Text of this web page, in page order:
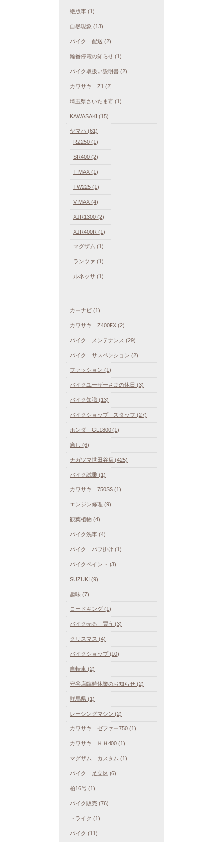
絶版車 (1)
自然現象 (13)
バイク 配送 (2)
輪番停電の知らせ (1)
バイク取扱い説明書 (2)
カワサキ Z1 (2)
埼玉県さいたま市 (1)
KAWASAKI (15)
ヤマハ (61)
RZ250 (1)
SR400 (2)
T-MAX (1)
TW225 (1)
V-MAX (4)
XJR1300 (2)
XJR400R (1)
マグザム (1)
ランツァ (1)
ルネッサ (1)
カーナビ (1)
カワサキ Z400FX (2)
バイク メンテナンス (29)
バイク サスペンション (2)
ファッション (1)
バイクユーザーさまの休日 (3)
バイク知識 (13)
バイクショップ スタッフ (27)
ホンダ GL1800 (1)
癒し (6)
ナガツマ世田谷店 (425)
バイク試乗 (1)
カワサキ 750SS (1)
エンジン修理 (9)
観葉植物 (4)
バイク洗車 (4)
バイク バフ掛け (1)
バイクペイント (3)
SUZUKI (9)
趣味 (7)
ロードキング (1)
バイク売る 買う (3)
クリスマス (4)
バイクショップ (10)
自転車 (2)
守谷店臨時休業のお知らせ (2)
群馬県 (1)
レーシングマシン (2)
カワサキ ゼファー750 (1)
カワサキ ＫＨ400 (1)
マグザム カスタム (1)
バイク 足立区 (6)
柏16号 (1)
バイク販売 (76)
トライク (1)
バイク (11)